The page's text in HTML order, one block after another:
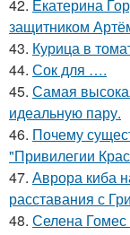
42. Екатерина
защитником
43. Курица в
44. Сок для ….
45. Самая
идеальную пару.
46. Почему
"Привилегии
47. Аврора киба
расставания с
48. Селена Гомес